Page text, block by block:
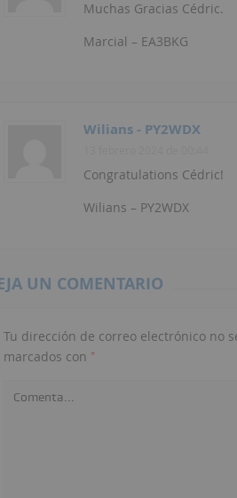
Muchas Gracias Cédric.
Marcial – EA3BKG
Wilians - PY2WDX
Congratulations Cédric!
Wilians – PY2WDX
UN COMENTARIO
Tu dirección de correo electrónico no
marcados con *